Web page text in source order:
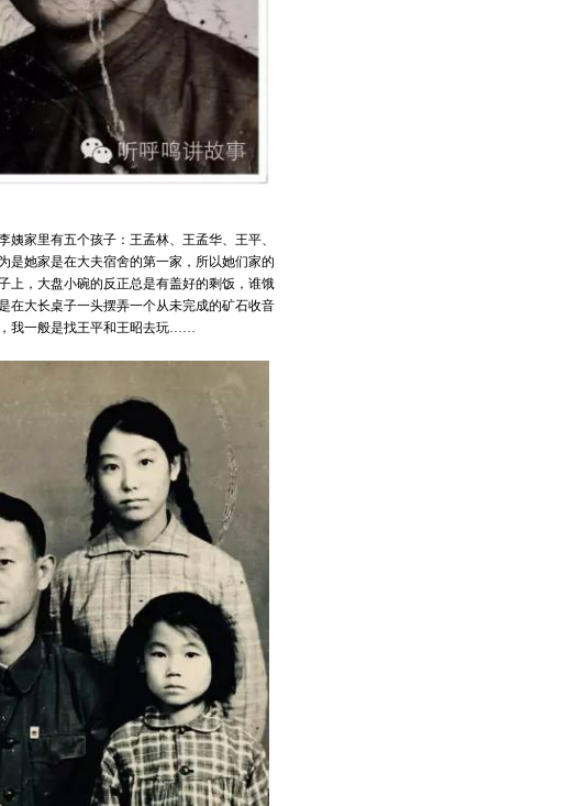
家里有五个孩子：王孟林、王孟华、王平、
是她家是在大夫宿舍的第一家，所以她们家的
上，大盘小碗的反正总是有盖好的剩饭，谁饿
在大长桌子一头摆弄一个从未完成的矿石收音
我一般是找王平和王昭去玩……